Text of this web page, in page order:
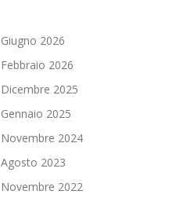
Giugno 2026
Febbraio 2026
Dicembre 2025
Gennaio 2025
Novembre 2024
Agosto 2023
Novembre 2022